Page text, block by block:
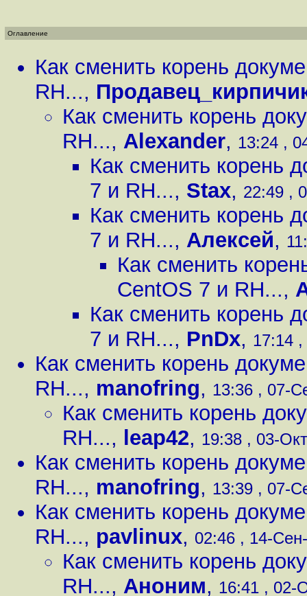
Оглавление
Как сменить корень
RH...,
Как сменить корень
RH..., Alexander, 13:24 ,
Как сменить корень
7 и RH..., Stax, 22:49 ,
Как сменить корень
7 и RH..., Алексей,
Как сменить
CentOS 7 и RH...,
Как сменить корень
7 и RH..., PnDx, 17:14
Как сменить корень
RH..., manofring, 13:36 , 07-
Как сменить корень
RH..., leap42, 19:38 , 03-
Как сменить корень
RH..., manofring, 13:39 , 07-
Как сменить корень
RH..., pavlinux, 02:46 , 14-
Как сменить корень
RH..., Аноним, 16:41 , 02-